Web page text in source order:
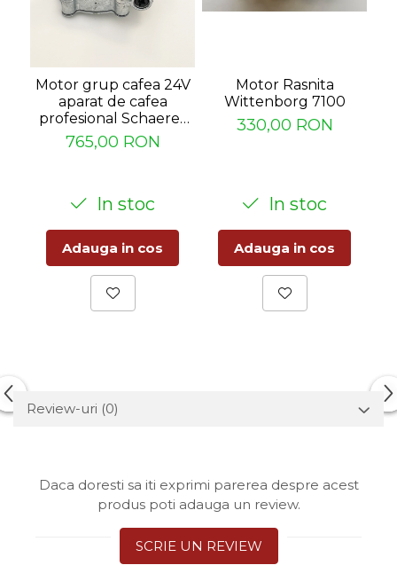
Motor grup cafea 24V
aparat de cafea
profesional Schaerer
WMF
765,00 RON
In stoc
Adauga in cos
Motor Rasnita
Wittenborg 7100
330,00 RON
In stoc
Adauga in cos
Review-uri (0)
Daca doresti sa iti exprimi parerea despre acest
produs poti adauga un review.
SCRIE UN REVIEW